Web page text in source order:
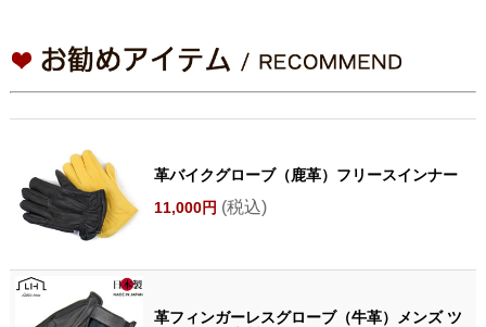
革バイクグローブ（鹿革）フリースインナー
11,000円 (税込)
革フィンガーレスグローブ（牛革）メンズ ツ